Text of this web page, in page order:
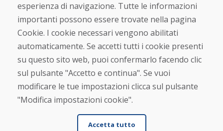
Nome e cognome
esperienza di navigazione. Tutte le informazioni
importanti possono essere trovate nella pagina
Cookie. I cookie necessari vengono abilitati
automaticamente. Se accetti tutti i cookie presenti
su questo sito web, puoi confermarlo facendo clic
sul pulsante "Accetto e continua". Se vuoi
modificare le tue impostazioni clicca sul pulsante
"Modifica impostazioni cookie".
Accetta tutto